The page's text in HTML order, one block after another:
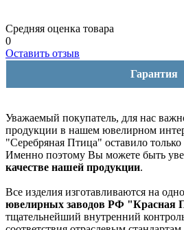
Средняя оценка товара
0
Оставить отзыв
Гарантия
Уважаемый покупатель, для нас
продукции в нашем ювелирном
"Серебряная Птица" оставило
Именно поэтому Вы можете быть
качестве нашей продукции.
Все изделия изготавливаются на
ювелирных заводов РФ "Красная
тщательнейший внутренний